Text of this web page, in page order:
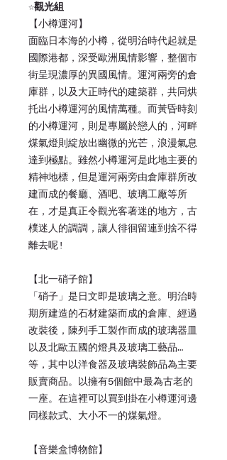
☆觀光組
【小樽運河】
面臨日本海的小樽，從明治時代起就是
國際港都，深受歐洲風情影響，整個市
街呈現濃厚的異國風情。運河兩旁的倉
庫群，以及大正時代的建築群，共同烘
托出小樽運河的風情萬種。而黃昏時刻
的小樽運河，則是專屬於戀人的，河畔
煤氣燈則綻放出幽微的光芒，浪漫氣息
達到極點。雖然小樽運河是此地主要的
精神地標，但是運河兩旁由倉庫群所改
建而成的餐廳、酒吧、玻璃工廠等所
在，才是真正令觀光客著迷的地方，古
樸迷人的調調，讓人徘徊留連到捨不得
離去呢!
【北一硝子館】
「硝子」是日文即是玻璃之意。明治時
期所建造的石材建築而成的倉庫、經過
改裝後，陳列手工製作而成的玻璃器皿
以及北歐五國的燈具及玻璃工藝品…
等，其中以洋食器及玻璃裝飾品為主要
販賣商品。以擁有5個館中最為古老的
一座。在這裡可以買到掛在小樽運河邊
同樣款式、大小不一的煤氣燈。
【音樂盒博物館】